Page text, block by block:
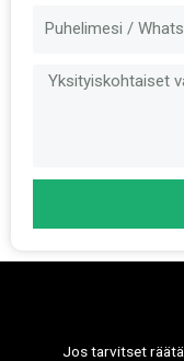
Jos tarvitset